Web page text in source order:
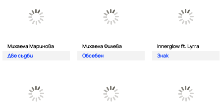
Михаела Маринова
Две съдби
Михаела Филева
Обсебен
Innerglow ft. Lyrra
Знак